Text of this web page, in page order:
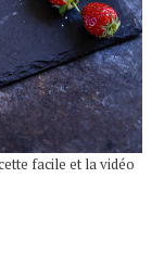
facile et la vidéo